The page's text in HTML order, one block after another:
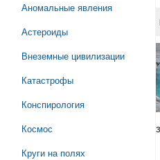
Аномальные явления
Астероиды
Внеземные цивилизации
Катастрофы
Конспирология
Космос
Круги на полях